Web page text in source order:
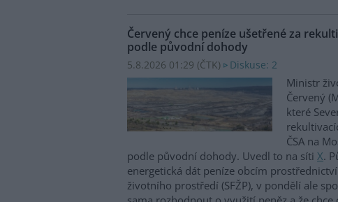
Červený chce peníze ušetřené za
podle původní dohody
5.8.2026 01:29 (ČTK) Diskuse: 2
Ministr
Červený
které
ČSA na
podle původní dohody. Uvedl to na síti X.
energetická dát peníze obcím
životního prostředí (SFŽP), v pondělí ale